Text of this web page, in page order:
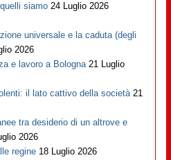
siamo 24 Luglio 2026
universale e la caduta (degli
2026
e lavoro a Bologna 21 Luglio
il lato cattivo della società 21
tra desiderio di un altrove e
2026
regine 18 Luglio 2026